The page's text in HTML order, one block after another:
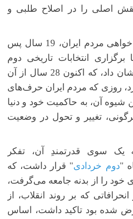
اصلی را در اصلاح طلبی و
مهمترین بروز اصلاح خواهی مردم ایران، 19 سال پس
برگزاری انتخابات تاریخی دوم
خرداد 1376 خود را نشان داد، که اکنون 28 سال از آن
روزی که مردم ایران حرف‌های
شیوه آن، به حاکمیت خود و دنیا
تغییر و تحول در وضعیت
یک سوی قدرتمندِ آن، تفکر
"دوم خردادی" قرار داشت، که
خود را از بدنه جامعه می‌گرفت،
که بر روند انقلاب، از
شده بود تاکید داشت، اساس